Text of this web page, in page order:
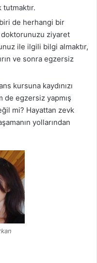
de herhangi bir
ziyaret
ile ilgili bilgi almaktır,
ve sonra egzersiz
kursuna kaydınızı
de egzersiz yapmış
mi? Hayattan zevk
yollarından